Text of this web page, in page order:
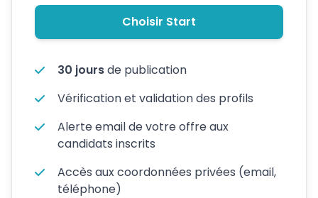
Choisir Start
30 joursde publication
Vérification et validation des profils
Alerte email de votre offre aux
candidats inscrits
Accès aux coordonnées privées (email,
téléphone)